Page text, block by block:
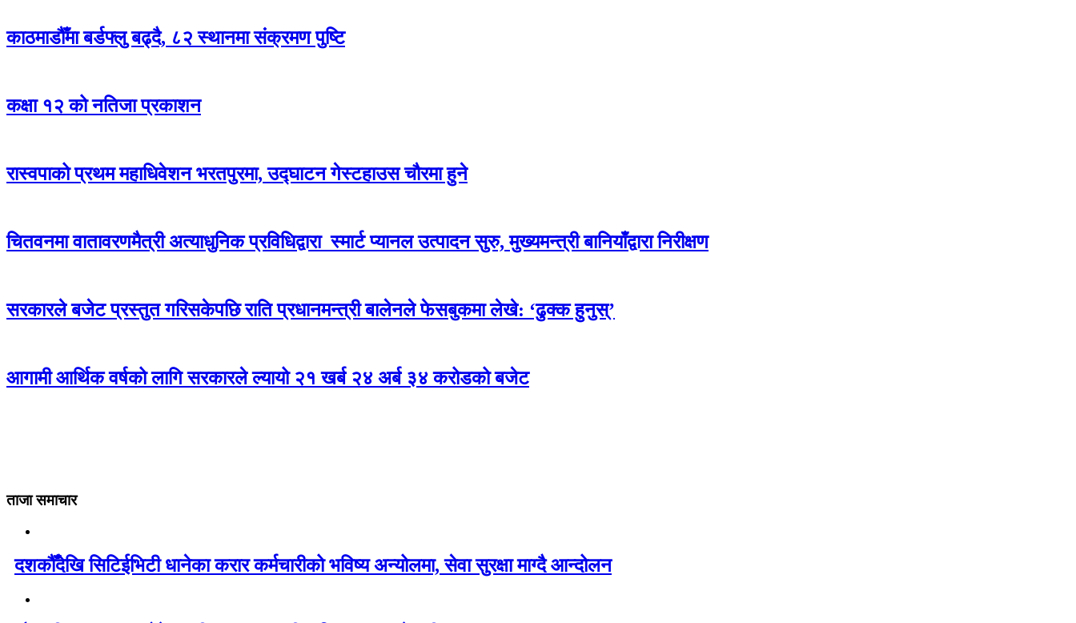
काठमाडौँमा बर्डफ्लु बढ्दै, ८२ स्थानमा संक्रमण पुष्टि
कक्षा १२ को नतिजा प्रकाशन
रास्वपाको प्रथम महाधिवेशन भरतपुरमा, उद्घाटन गेस्टहाउस चौरमा हुने
चितवनमा वातावरणमैत्री अत्याधुनिक प्रविधिद्वारा स्मार्ट प्यानल उत्पादन सुरु, मुख्यमन्त्री बानियाँद्वारा निरीक्षण
सरकारले बजेट प्रस्तुत गरिसकेपछि राति प्रधानमन्त्री बालेनले फेसबुकमा लेखे: ‘ढुक्क हुनुस्’
आगामी आर्थिक वर्षको लागि सरकारले ल्यायो २१ खर्ब २४ अर्ब ३४ करोडको बजेट
ताजा समाचार
दशकौँदेखि सिटिईभिटी धानेका करार कर्मचारीको भविष्य अन्योलमा, सेवा सुरक्षा माग्दै आन्दोलन